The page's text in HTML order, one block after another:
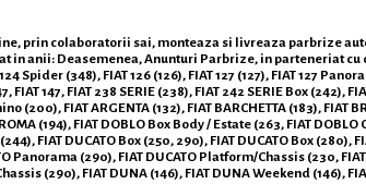
prin colaboratorii sai, monteaza si livreaza parbrize
in anii: Deasemenea, Anunturi Parbrize, in
Spider (348), FIAT 126 (126), FIAT 127 (127), FIAT 127
147, FIAT 238 SERIE (238), FIAT 242 SERIE Box (242),
FIAT ARGENTA (132), FIAT BARCHETTA (183), FIAT
(194), FIAT DOBLO Box Body / Estate (263, FIAT
FIAT DUCATO Box (250, 290), FIAT DUCATO Box (280),
Panorama (290), FIAT DUCATO Platform/Chassis (230,
(290), FIAT DUNA (146), FIAT DUNA Weekend (146),